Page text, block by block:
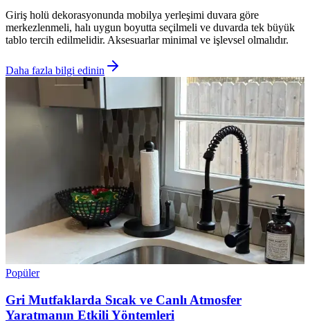
Giriş holü dekorasyonunda mobilya yerleşimi duvara göre
merkezlenmeli, halı uygun boyutta seçilmeli ve duvarda tek büyük
tablo tercih edilmelidir. Aksesuarlar minimal ve işlevsel olmalıdır.
Daha fazla bilgi edinin
Popüler
Gri Mutfaklarda Sıcak ve Canlı Atmosfer
Yaratmanın Etkili Yöntemleri